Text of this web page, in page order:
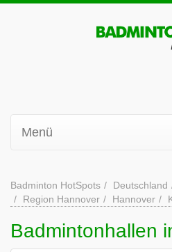
Menü
Badminton HotSpots Deutschland
Region Hannover
Hannover
Badmintonhallen